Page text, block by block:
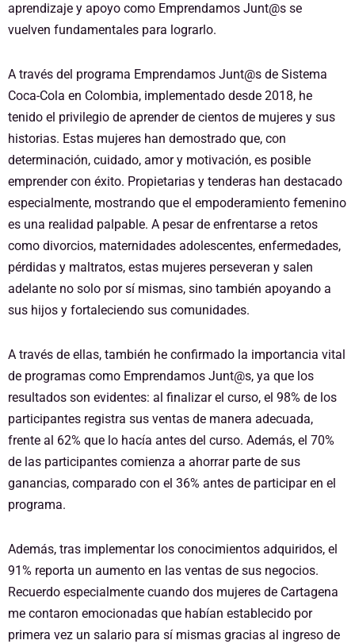
aprendizaje y apoyo como Emprendamos Junt@s se
vuelven fundamentales para lograrlo.
A través del programa Emprendamos Junt@s de Sistema
Coca-Cola en Colombia, implementado desde 2018, he
tenido el privilegio de aprender de cientos de mujeres y sus
historias. Estas mujeres han demostrado que, con
determinación, cuidado, amor y motivación, es posible
emprender con éxito. Propietarias y tenderas han destacado
especialmente, mostrando que el empoderamiento femenino
es una realidad palpable. A pesar de enfrentarse a retos
como divorcios, maternidades adolescentes, enfermedades,
pérdidas y maltratos, estas mujeres perseveran y salen
adelante no solo por sí mismas, sino también apoyando a
sus hijos y fortaleciendo sus comunidades.
A través de ellas, también he confirmado la importancia vital
de programas como Emprendamos Junt@s, ya que los
resultados son evidentes: al finalizar el curso, el 98% de los
participantes registra sus ventas de manera adecuada,
frente al 62% que lo hacía antes del curso. Además, el 70%
de las participantes comienza a ahorrar parte de sus
ganancias, comparado con el 36% antes de participar en el
programa.
Además, tras implementar los conocimientos adquiridos, el
91% reporta un aumento en las ventas de sus negocios.
Recuerdo especialmente cuando dos mujeres de Cartagena
me contaron emocionadas que habían establecido por
primera vez un salario para sí mismas gracias al ingreso de